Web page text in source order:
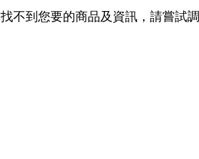
不到您要的商品及資訊，請嘗試